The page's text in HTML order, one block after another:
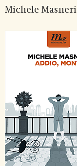
Michele Masneri